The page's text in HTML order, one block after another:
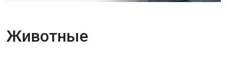
Животные